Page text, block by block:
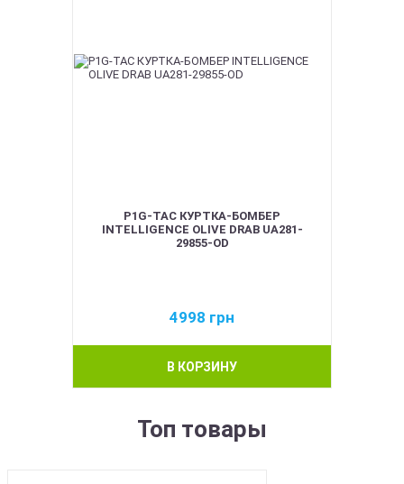
P1G-TAC КУРТКА-БОМБЕР
INTELLIGENCE OLIVE DRAB UA281-
29855-OD
4998 грн
В КОРЗИНУ
Топ товары